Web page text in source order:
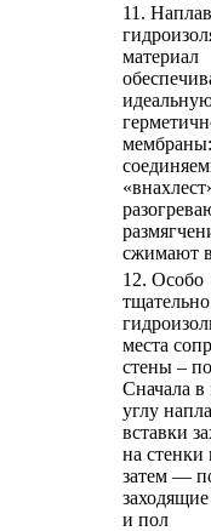
11.
материал
сжимают
12. Особо
тщательно
места
стены –
Сначала
углу
вставки
на стенки
затем —
и пол